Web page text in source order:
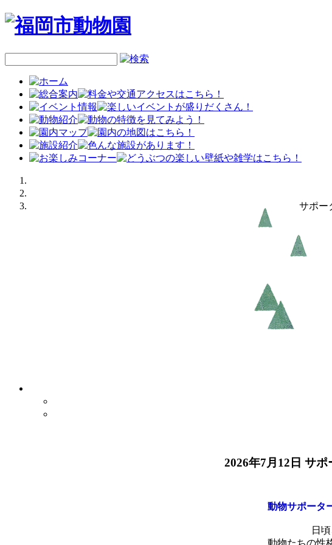
サポー
2026年7月12日 サポ
動物サポータ
日
動物たちの性